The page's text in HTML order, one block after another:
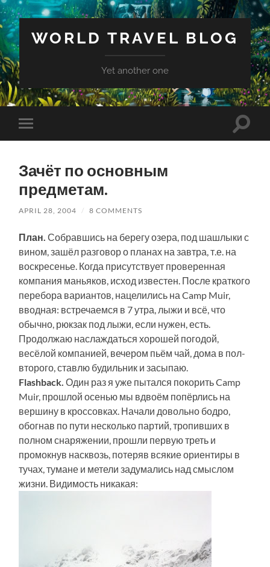
WORLD TRAVEL BLOG
Yet another one
Toggle
mobile
Toggle
Зачёт по основным
предметам.
APRIL 28, 2004 / 8 COMMENTS
План. Собравшись на берегу озера, под шашлыки с
вином, зашёл разговор о планах на завтра, т.е. на
воскресенье. Когда присутствует проверенная
компания маньяков, исход известен. После краткого
перебора вариантов, нацелились на Camp Muir,
вводная: встречаемся в 7 утра, лыжи и всё, что
обычно, рюкзак под лыжи, если нужен, есть.
Продолжаю наслаждаться хорошей погодой,
весёлой компанией, вечером пьём чай, дома в пол-
второго, ставлю будильник и засыпаю.
Flashback. Один раз я уже пытался покорить Camp
Muir, прошлой осенью мы вдвоём попёрлись на
вершину в кроссовках. Начали довольно бодро,
обогнав по пути несколько партий, тропивших в
полном снаряжении, прошли первую треть и
промокнув насквозь, потеряв всякие ориентиры в
тучах, тумане и метели задумались над смыслом
жизни. Видимость никакая: